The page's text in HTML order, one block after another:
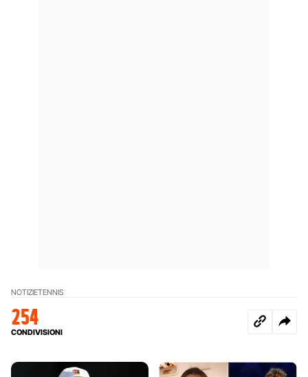
NOTIZIETENNIS
254
CONDIVISIONI